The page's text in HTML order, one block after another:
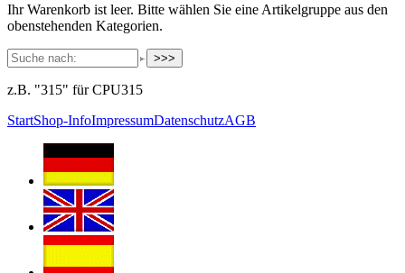
Ihr Warenkorb ist leer. Bitte wählen Sie eine Artikelgruppe aus den
obenstehenden Kategorien.
>>>
z.B. "315" für CPU315
StartShop-InfoImpressumDatenschutzAGB